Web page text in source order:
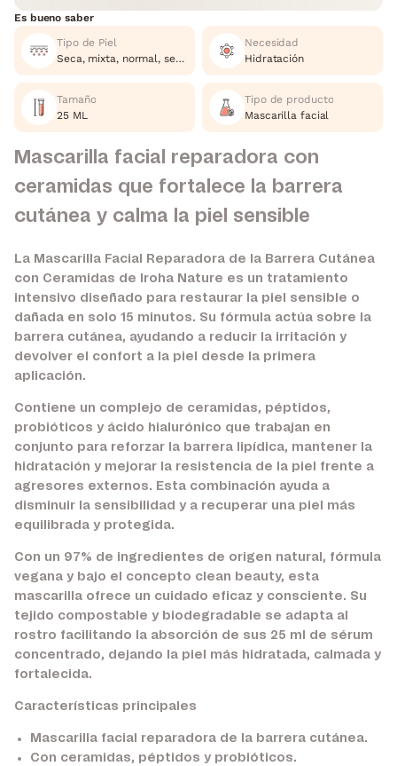
Es bueno saber
Tipo de Piel
Seca, mixta, normal, sensible
Necesidad
Hidratación
Tamaño
25 ML
Tipo de producto
Mascarilla facial
Mascarilla facial reparadora con
ceramidas que fortalece la barrera
cutánea y calma la piel sensible
La Mascarilla Facial Reparadora de la Barrera Cutánea
con Ceramidas de Iroha Nature es un tratamiento
intensivo diseñado para restaurar la piel sensible o
dañada en solo 15 minutos. Su fórmula actúa sobre la
barrera cutánea, ayudando a reducir la irritación y
devolver el confort a la piel desde la primera
aplicación.
Contiene un complejo de ceramidas, péptidos,
probióticos y ácido hialurónico que trabajan en
conjunto para reforzar la barrera lipídica, mantener la
hidratación y mejorar la resistencia de la piel frente a
agresores externos. Esta combinación ayuda a
disminuir la sensibilidad y a recuperar una piel más
equilibrada y protegida.
Con un 97% de ingredientes de origen natural, fórmula
vegana y bajo el concepto clean beauty, esta
mascarilla ofrece un cuidado eficaz y consciente. Su
tejido compostable y biodegradable se adapta al
rostro facilitando la absorción de sus 25 ml de sérum
concentrado, dejando la piel más hidratada, calmada y
fortalecida.
Características principales
Mascarilla facial reparadora de la barrera cutánea.
Con ceramidas, péptidos y probióticos.